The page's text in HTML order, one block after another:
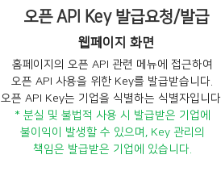
오픈 API Key 발급요청/발급
웹페이지 화면
홈페이지의 오픈 API 관련 메뉴에 접근하여
오픈 API 사용을 위한 Key를 발급받습니다.
오픈 API Key는 기업을 식별하는 식별자입니다.
* 분실 및 불법적 사용 시 발급받은 기업에
불이익이 발생할 수 있으며, Key 관리의
책임은 발급받은 기업에 있습니다.